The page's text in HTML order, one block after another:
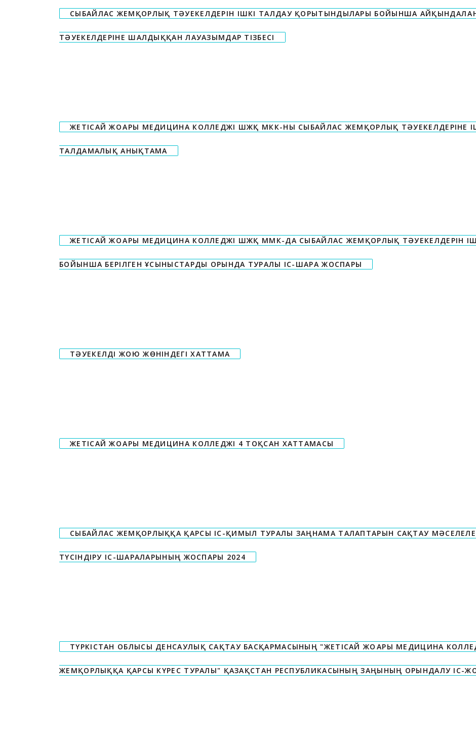
СЫБАЙЛАС ЖЕМҚОРЛЫҚ ТӘУЕКЕЛДЕРІН ІШКІ ТАЛДАУ ҚОРЫТЫНДЫЛАРЫ БОЙЫНША
ТӘУЕКЕЛДЕРІНЕ ШАЛДЫҚҚАН ЛАУАЗЫМДАР ТІЗБЕСІ
ЖЕТІСАЙ ЖОҒАРЫ МЕДИЦИНА КОЛЛЕДЖІ ШЖҚ МКК-НЫ СЫБАЙЛАС ЖЕМҚОРЛЫҚ ТӘУЕКЕЛДЕРІНЕ
ТАЛДАМАЛЫҚ АНЫҚТАМА
ЖЕТІСАЙ ЖОҒАРЫ МЕДИЦИНА КОЛЛЕДЖІ ШЖҚ ММК-ДА СЫБАЙЛАС ЖЕМҚОРЛЫҚ ТӘУЕКЕЛДЕРІН
БОЙЫНША БЕРІЛГЕН ҰСЫНЫСТАРДЫ ОРЫНДА ТУРАЛЫ ІС-ШАРА ЖОСПАРЫ
ТӘУЕКЕЛДІ ЖОЮ ЖӨНІНДЕГІ ХАТТАМА
ЖЕТІСАЙ ЖОҒАРЫ МЕДИЦИНА КОЛЛЕДЖІ 4 ТОҚСАН ХАТТАМАСЫ
СЫБАЙЛАС ЖЕМҚОРЛЫҚҚА ҚАРСЫ ІС-ҚИМЫЛ ТУРАЛЫ ЗАҢНАМА ТАЛАПТАРЫН САҚТАУ
ТҮСІНДІРУ ІС-ШАРАЛАРЫНЫҢ ЖОСПАРЫ 2024
ТҮРКІСТАН ОБЛЫСЫ ДЕНСАУЛЫҚ САҚТАУ БАСҚАРМАСЫНЫҢ "ЖЕТІСАЙ ЖОҒАРЫ МЕДИЦИНА
ЖЕМҚОРЛЫҚҚА ҚАРСЫ КҮРЕС ТУРАЛЫ" ҚАЗАҚСТАН РЕСПУБЛИКАСЫНЫҢ ЗАҢЫНЫҢ ОРЫНДАЛУ ІС-